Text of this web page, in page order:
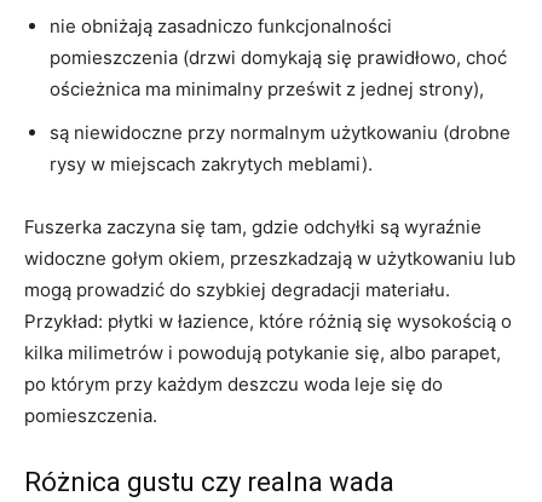
nie obniżają zasadniczo funkcjonalności
pomieszczenia (drzwi domykają się prawidłowo, choć
ościeżnica ma minimalny prześwit z jednej strony),
są niewidoczne przy normalnym użytkowaniu (drobne
rysy w miejscach zakrytych meblami).
Fuszerka zaczyna się tam, gdzie odchyłki są wyraźnie
widoczne gołym okiem, przeszkadzają w użytkowaniu lub
mogą prowadzić do szybkiej degradacji materiału.
Przykład: płytki w łazience, które różnią się wysokością o
kilka milimetrów i powodują potykanie się, albo parapet,
po którym przy każdym deszczu woda leje się do
pomieszczenia.
Różnica gustu czy realna wada